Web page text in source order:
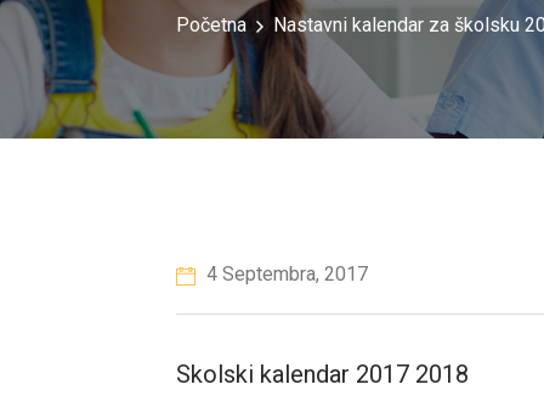
Početna Nastavni kalendar za školsku
4 Septembra, 2017
Skolski kalendar 2017 2018